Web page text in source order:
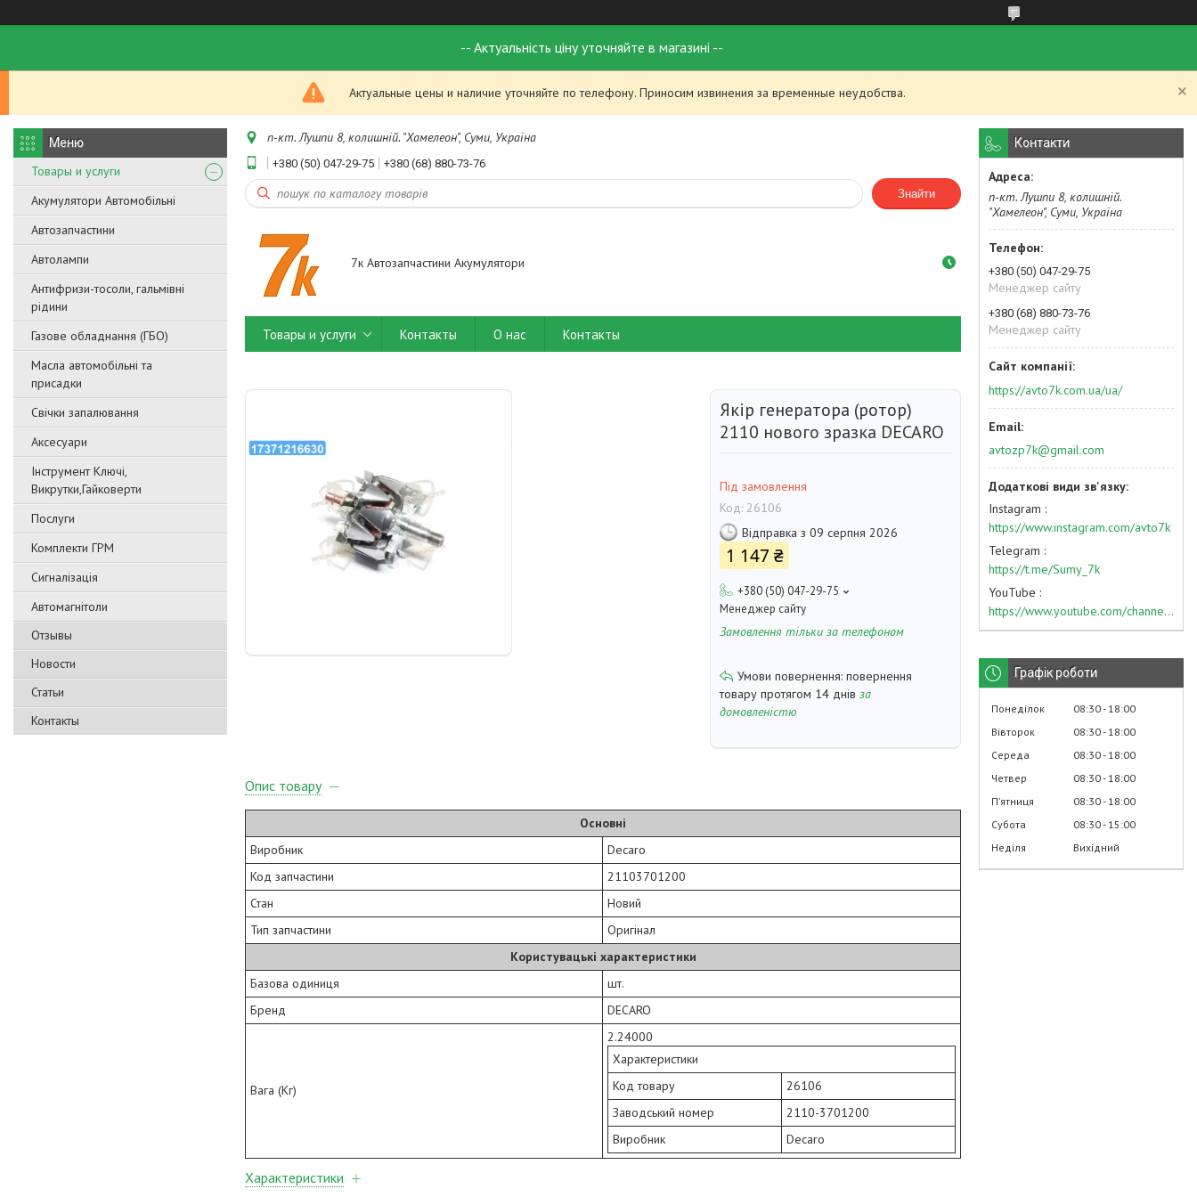
-- Актуальність ціну уточняйте в магазині --
Актуальные цены и наличие уточняйте по телефону. Приносим извинения за временные неудобства.
Товары и услуги
Акумулятори Автомобільні
Автозапчастини
Автолампи
Антифризи-тосоли, гальмівні
рідини
Газове обладнання (ГБО)
Масла автомобільні та
присадки
Свічки запалювання
Аксесуари
Інструмент Ключі,
Викрутки,Гайковерти
Послуги
Комплекти ГРМ
Сигналізація
Автомагнітоли
Отзывы
Новости
Статьи
Контакты
п-кт. Лушпи 8, колишній. "Хамелеон", Суми, Україна
+380 (50) 047-29-75 +380 (68) 880-73-76
Знайти
7к Автозапчастини Акумулятори
Товары и услуги Контакты О нас Контакты
Якір генератора (ротор)
2110 нового зразка DECARO
Під замовлення
Код: 26106
Відправка з 09 серпня 2026
1 147 ₴
+380 (50) 047-29-75
Менеджер сайту
Замовлення тільки за телефоном
повернення
товару протягом 14 днів за
домовленістю
Опис товару
Основні
Виробник
Decaro
Код запчастини
21103701200
Стан
Новий
Тип запчастини
Оригінал
Користувацькі характеристики
Базова одиниця
шт.
Бренд
DECARO
Вага (Кг)
2.24000
Характеристики
Код товару
26106
Заводський номер
2110-3701200
Виробник
Decaro
Характеристики
Контакти
п-кт. Лушпи 8, колишній.
"Хамелеон", Суми, Україна
+380 (50) 047-29-75
Менеджер сайту
+380 (68) 880-73-76
Менеджер сайту
https://avto7k.com.ua/ua/
avtozp7k@gmail.com
Instagram
https://www.instagram.com/avto7k
Telegram
https://t.me/Sumy_7k
YouTube
https://www.youtube.com/channel/UC574nvqqf5H_LzT4Va_GpQg?view_as=subscriber
Графік роботи
Понеділок 08:30 18:00
Вівторок
08:30 18:00
Середа
08:30 18:00
Четвер
08:30 18:00
Пʼятниця
08:30 18:00
Субота
08:30 15:00
Неділя
Вихідний